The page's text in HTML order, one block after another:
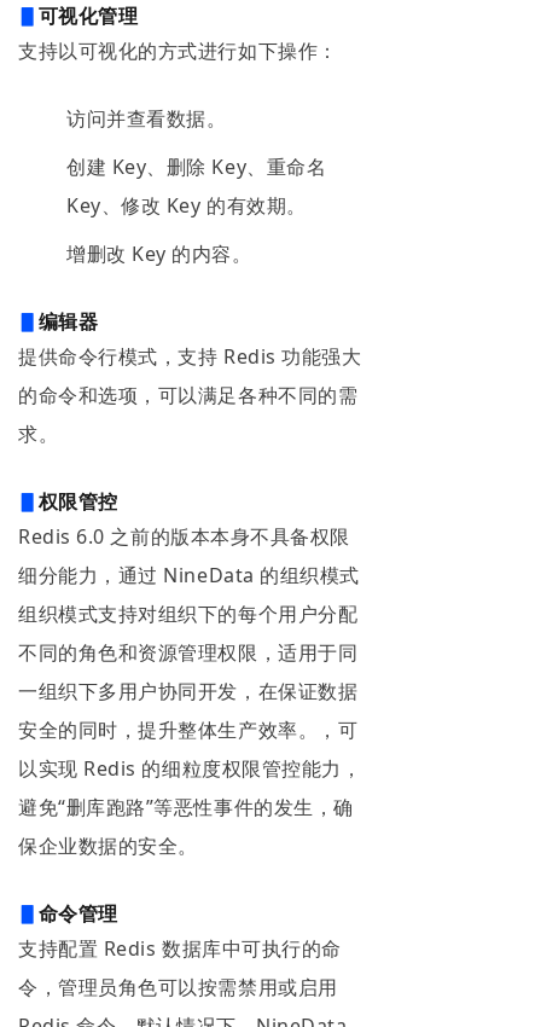
▋可视化管理
支持以可视化的方式进行如下操作：
访问并查看数据。
创建 Key、删除 Key、重命名
Key、修改 Key 的有效期。
增删改 Key 的内容。
▋编辑器
提供命令行模式，支持 Redis 功能强大
的命令和选项，可以满足各种不同的需
求。
▋权限管控
Redis 6.0 之前的版本本身不具备权限
细分能力，通过 NineData 的组织模式
组织模式支持对组织下的每个用户分配
不同的角色和资源管理权限，适用于同
一组织下多用户协同开发，在保证数据
安全的同时，提升整体生产效率。，可
以实现 Redis 的细粒度权限管控能力，
避免“删库跑路”等恶性事件的发生，确
保企业数据的安全。
▋命令管理
支持配置 Redis 数据库中可执行的命
令，管理员角色可以按需禁用或启用